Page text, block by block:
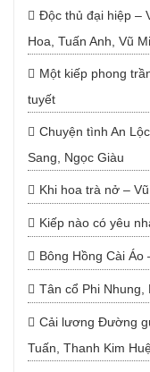
Độc thủ đại hiệp –
Hoa, Tuấn Anh, Vũ
Một kiếp phong
tuyết
Chuyện tình An
Sang, Ngọc Giàu
Khi hoa trà nở –
Kiếp nào có yêu
Bông Hồng Cài Áo
Tân cổ Phi Nhung,
Cải lương Đường
Tuấn, Thanh Kim